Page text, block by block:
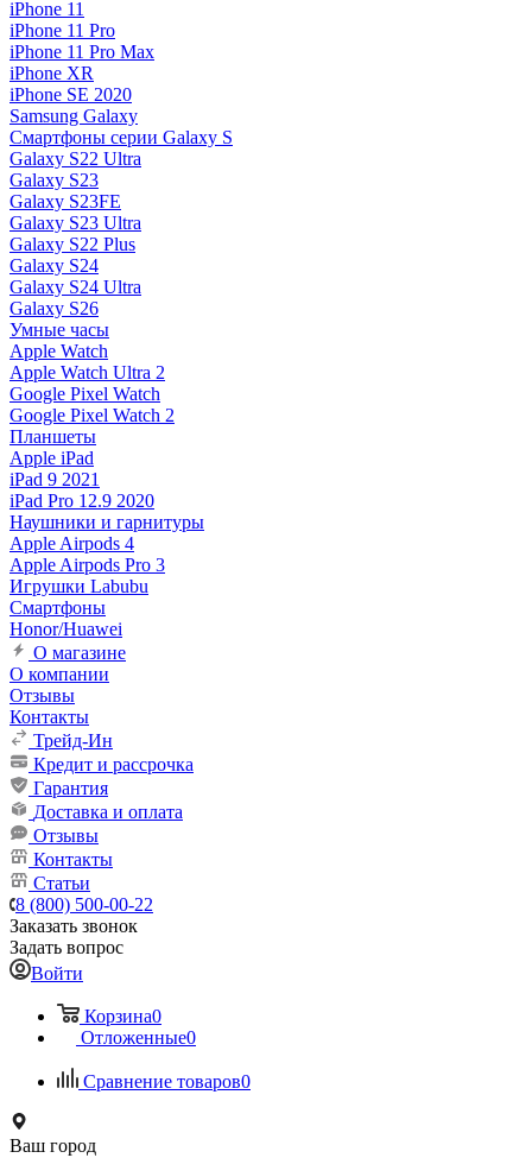
iPhone 11
iPhone 11 Pro
iPhone 11 Pro Max
iPhone XR
iPhone SE 2020
Samsung Galaxy
Смартфоны серии Galaxy S
Galaxy S22 Ultra
Galaxy S23
Galaxy S23FE
Galaxy S23 Ultra
Galaxy S22 Plus
Galaxy S24
Galaxy S24 Ultra
Galaxy S26
Умные часы
Apple Watch
Apple Watch Ultra 2
Google Pixel Watch
Google Pixel Watch 2
Планшеты
Apple iPad
iPad 9 2021
iPad Pro 12.9 2020
Наушники и гарнитуры
Apple Airpods 4
Apple Airpods Pro 3
Игрушки Labubu
Смартфоны
Honor/Huawei
О магазине
О компании
Отзывы
Контакты
Трейд-Ин
Кредит и рассрочка
Гарантия
Доставка и оплата
Отзывы
Контакты
Статьи
8 (800) 500-00-22
Заказать звонок
Задать вопрос
Войти
Корзина0
Отложенные0
Сравнение товаров0
Ваш город